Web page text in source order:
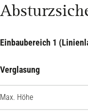
Einbaubereich 1
Verglasung
Max. Höhe